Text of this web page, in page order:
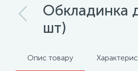
Обкладинка
шт)
Опис товару